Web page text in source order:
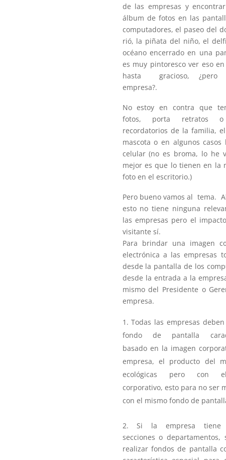
de las empresas y
álbum de fotos en las
computadores, el paseo del
rió, la piñata del niño, el
océano encerrado en una
es muy pintoresco ver eso
hasta gracioso, ¿pero
empresa?.
No estoy en contra que
fotos, porta retratos o
recordatorios de la familia,
mascota o en algunos casos
celular (no es broma, lo he
mejor es que lo tienen en la
foto en el escritorio.)
Pero bueno vamos al tema.
esto no tiene ninguna
las empresas pero el
visitante sí.
Para brindar una imagen
electrónica a las empresas
desde la pantalla de los
desde la entrada a la
mismo del Presidente o
empresa.
Todas las empresas
fondo de pantalla
basado en la imagen
empresa, el producto del
ecológicas pero con
corporativo, esto para no ser
con el mismo fondo de
2. Si la empresa tiene
secciones o departamentos,
realizar fondos de pantalla